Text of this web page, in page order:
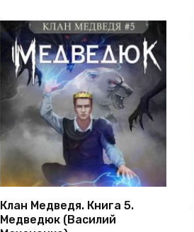
Клан Медведя. Книга 5.
Медведюк (Василий